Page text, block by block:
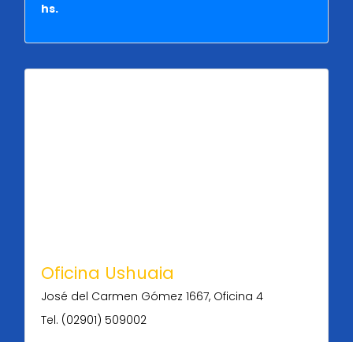
hs.
Oficina Ushuaia
José del Carmen Gómez 1667, Oficina 4
Tel. (02901) 509002